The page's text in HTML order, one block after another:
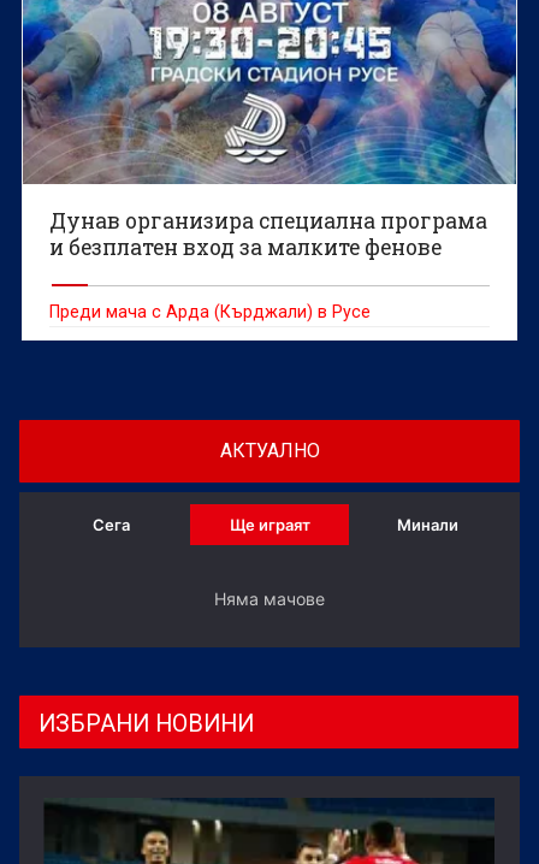
Дунав организира специална програма
и безплатен вход за малките фенове
Преди мача с Арда (Кърджали) в Русе
АКТУАЛНО
Сега Ще играят Минали
Няма мачове
ИЗБРАНИ НОВИНИ